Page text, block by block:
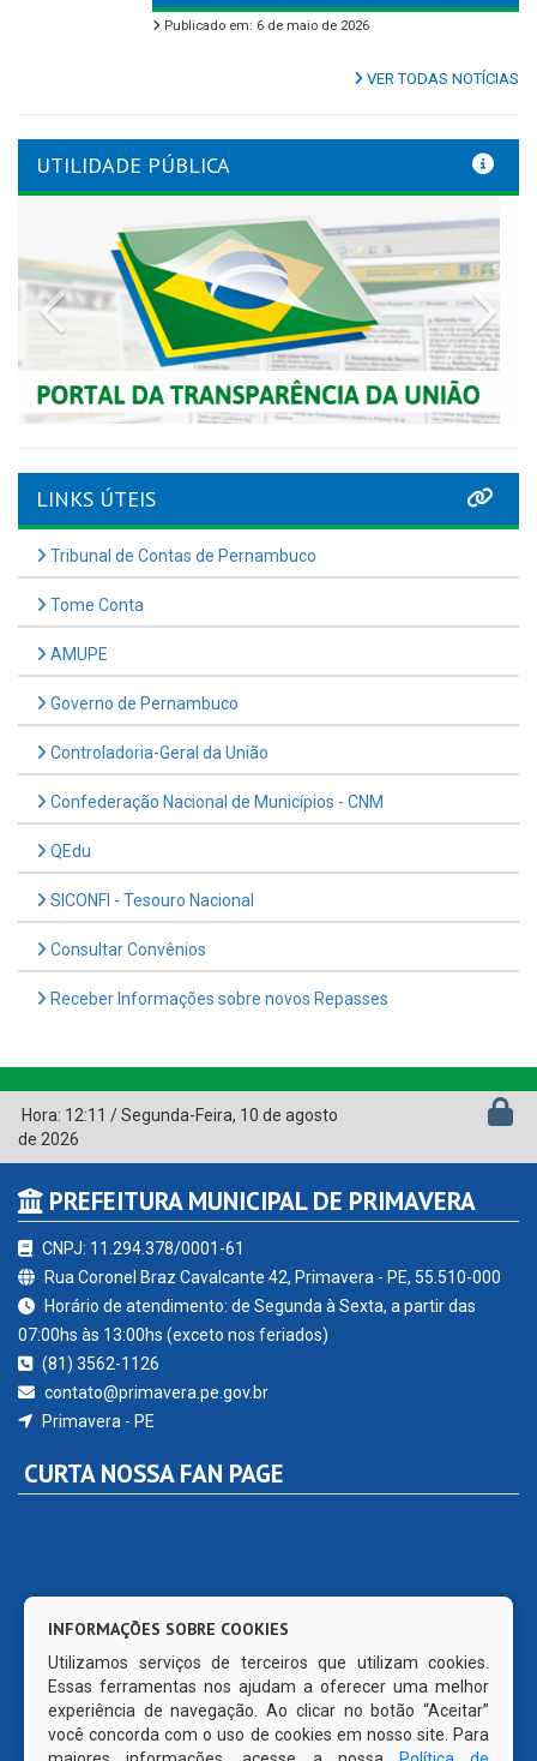
Publicado em: 6 de maio de 2026
VER TODAS NOTÍCIAS
UTILIDADE PÚBLICA
Previous
LINKS ÚTEIS
Tribunal de Contas de Pernambuco
Tome Conta
AMUPE
Governo de Pernambuco
Controladoria-Geral da União
Confederação Nacional de Municípios - CNM
QEdu
SICONFI - Tesouro Nacional
Consultar Convênios
Receber Informações sobre novos Repasses
Hora: 12:11 /Segunda-Feira, 10 de agosto
de 2026
PREFEITURA MUNICIPAL DE PRIMAVERA
CNPJ: 11.294.378/0001-61
Rua Coronel Braz Cavalcante 42, Primavera - PE, 55.510-000
Horário de atendimento: de Segunda à Sexta, a partir das
07:00hs às 13:00hs (exceto nos feriados)
(81) 3562-1126
contato@primavera.pe.gov.br
Primavera - PE
CURTA NOSSA FAN PAGE
INFORMAÇÕES SOBRE COOKIES
Utilizamos serviços de terceiros que utilizam cookies.
Essas ferramentas nos ajudam a oferecer uma melhor
experiência de navegação. Ao clicar no botão “Aceitar”
você concorda com o uso de cookies em nosso site. Para